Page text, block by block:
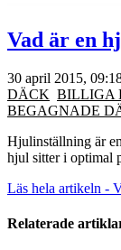
Vad är en
30 april 2015,
DÄCK BILLIGA
BEGAGNADE
Hjulinställning är
hjul sitter i optimal
Läs hela artikeln -
Relaterade